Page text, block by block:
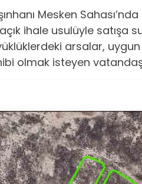
Mesken
ihale usulüyle satışa
arsalar,
olmak isteyen